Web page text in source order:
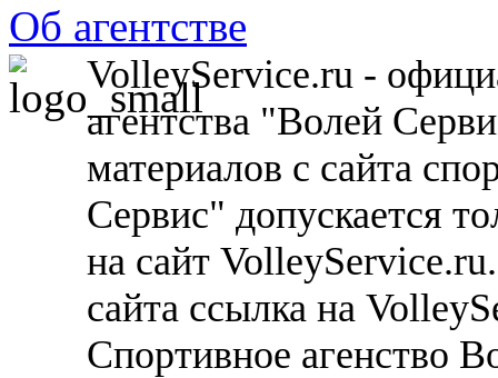
Об агентстве
VolleyService.ru -
агентства "Волей
материалов с сайта
Сервис" допускается
на сайт
сайта ссылка на
Спортивное агенство